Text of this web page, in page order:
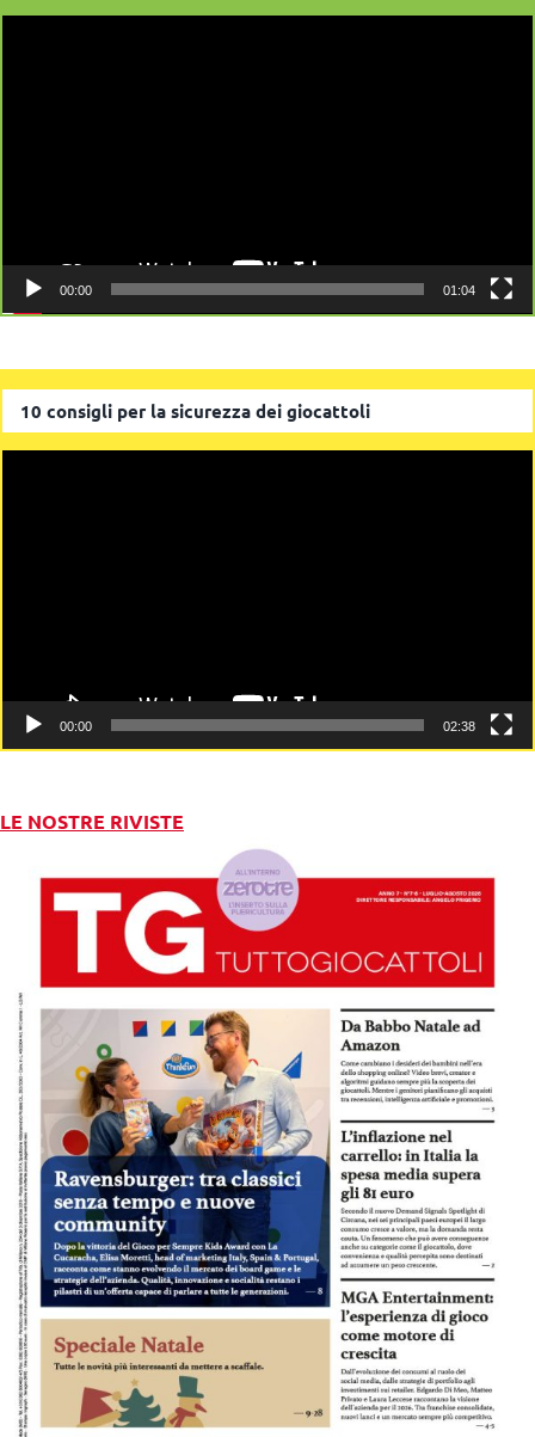
00:00 01:04
10 consigli per la sicurezza dei giocattoli
00:00 02:38
LE NOSTRE RIVISTE